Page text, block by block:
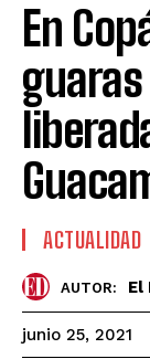
En
ACTUALIDAD
AUTOR: El
junio 25, 2021